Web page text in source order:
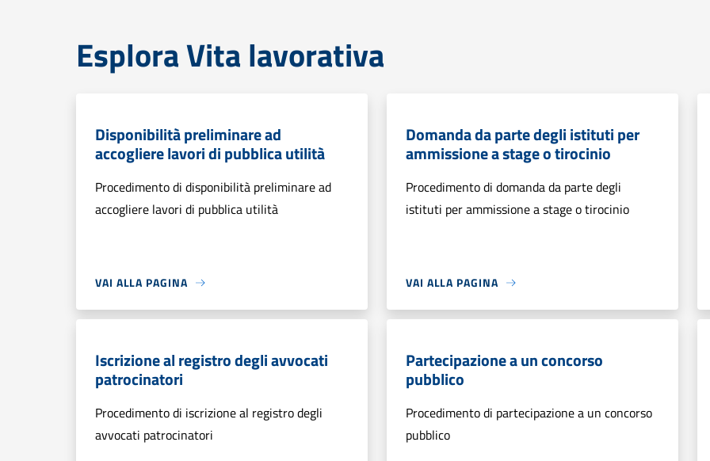
Esplora Vita lavorativa
Disponibilità preliminare ad
accogliere lavori di pubblica utilità
Procedimento di disponibilità preliminare ad
accogliere lavori di pubblica utilità
VAI ALLA PAGINA
Domanda da parte degli istituti per
ammissione a stage o tirocinio
Procedimento di domanda da parte degli
istituti per ammissione a stage o tirocinio
VAI ALLA PAGINA
Iscrizione al registro degli avvocati
patrocinatori
Procedimento di iscrizione al registro degli
avvocati patrocinatori
Partecipazione a un concorso
pubblico
Procedimento di partecipazione a un concorso
pubblico